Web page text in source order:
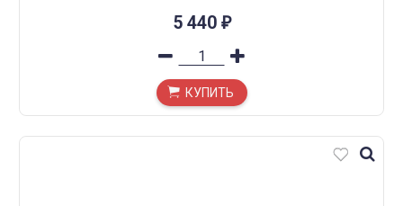
5 440 ₽
КУПИТЬ